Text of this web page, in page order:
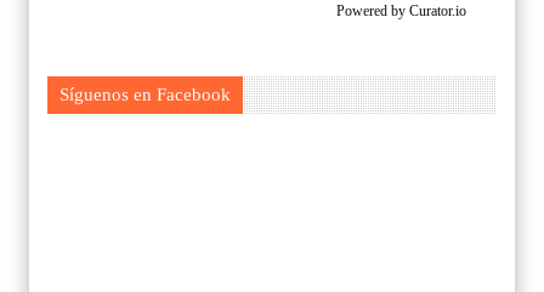
Powered by Curator.io
Síguenos en Facebook